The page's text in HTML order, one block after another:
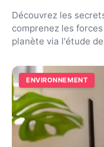
Découvrez les
comprenez les
planète via l'étude
ENVIRONNEMENT